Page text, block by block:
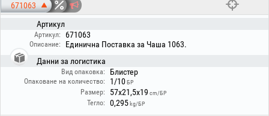
671063
Артикул
Артикул: 671063
Описание:
Единична Поставка за Чаша 1063.
Данни за логистика
Вид опаковка: Блистер
Опаковане на количество: 1/10БР
Размер: 57x21,5x19 cm/БР
Тегло: 0,295 kg/БР